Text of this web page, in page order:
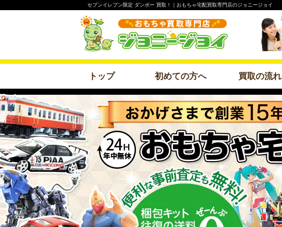
セブンイレブン限定 ダンボー 買取！｜おもちゃ宅配買取専門店のジョニージョイ
トップ 初めての方へ 買取の流れ